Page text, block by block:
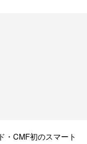
・CMF初のスマート